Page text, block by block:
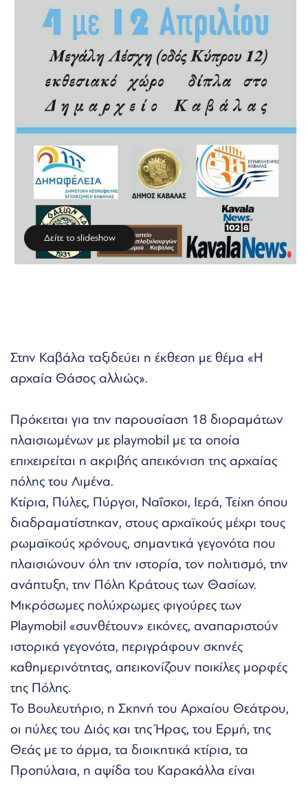
Δείτε το slideshow
Στην Καβάλα ταξιδεύει η έκθεση με θέμα «Η
αρχαία Θάσος αλλιώς».
Πρόκειται για την παρουσίαση 18 διοραμάτων
πλαισιωμένων με playmobil με τα οποία
επιχειρείται η ακριβής απεικόνιση της αρχαίας
πόλης του Λιμένα.
Κτίρια, Πύλες, Πύργοι, Ναΐσκοι, Ιερά, Τείχη όπου
διαδραματίστηκαν, στους αρχαϊκούς μέχρι τους
ρωμαϊκούς χρόνους, σημαντικά γεγονότα που
πλαισιώνουν όλη την ιστορία, τον πολιτισμό, την
ανάπτυξη, την Πόλη Κράτους των Θασίων.
Μικρόσωμες πολύχρωμες φιγούρες των
Playmobil «συνθέτουν» εικόνες, αναπαριστούν
ιστορικά γεγονότα, περιγράφουν σκηνές
καθημερινότητας, απεικονίζουν ποικίλες μορφές
της Πόλης.
Το Βουλευτήριο, η Σκηνή του Αρχαίου Θεάτρου,
οι πύλες του Διός και της Ήρας, του Ερμή, της
Θεάς με το άρμα, τα διοικητικά κτίρια, τα
Προπύλαια, η αψίδα του Καρακάλλα είναι